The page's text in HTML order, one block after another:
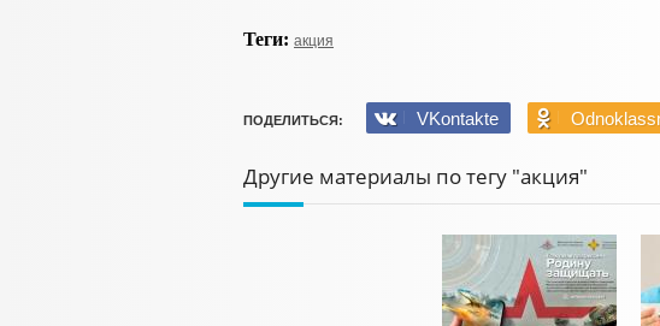
Теги: акция
ПОДЕЛИТЬСЯ: VKontakte
Другие материалы по тегу "акция"